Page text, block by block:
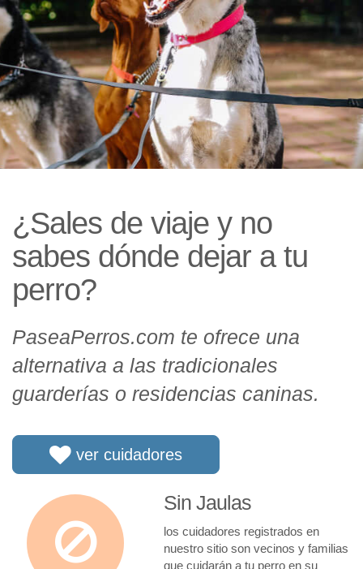
¿Sales de viaje y no
sabes dónde dejar a tu
perro?
PaseaPerros.com te ofrece una
alternativa a las tradicionales
guarderías o residencias caninas.
ver cuidadores
Sin Jaulas
los cuidadores registrados en
nuestro sitio son vecinos y familias
que cuidarán a tu perro en su